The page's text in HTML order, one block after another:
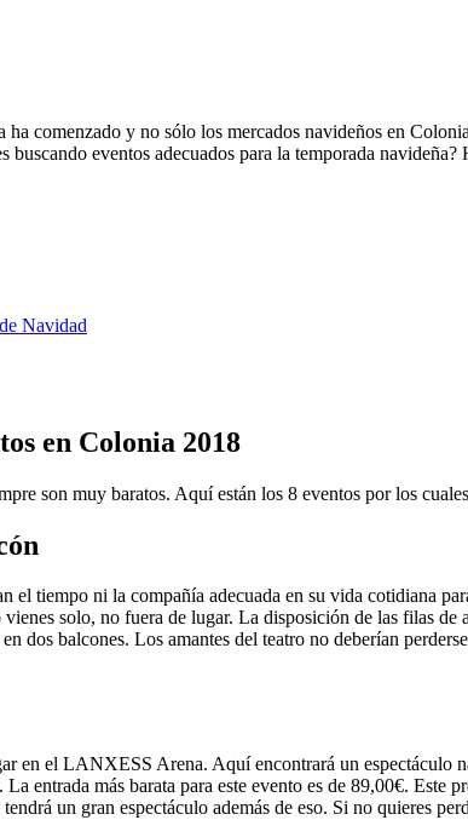
comenzado y no sólo los mercados navideños en
eventos adecuados para la temporada
Navidad
en Colonia 2018
son muy baratos. Aquí están los 8 eventos por los
el tiempo ni la compañía adecuada en su vida cotidiana
solo, no fuera de lugar. La disposición de las filas
dos balcones. Los amantes del teatro no deberían
en el LANXESS Arena. Aquí encontrará un espectáculo
entrada más barata para este evento es de 89,00€.
un gran espectáculo además de eso. Si no quieres